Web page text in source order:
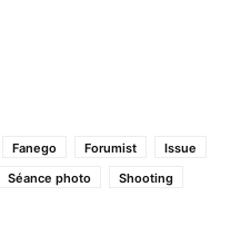
Fanego Forumist
Issue
Séance photo
Shooting